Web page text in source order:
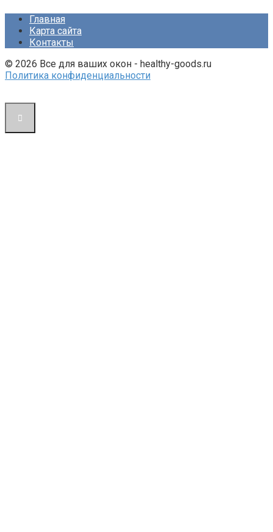
Главная
Карта сайта
Контакты
© 2026 Все для ваших окон - healthy-goods.ru
Политика конфиденциальности